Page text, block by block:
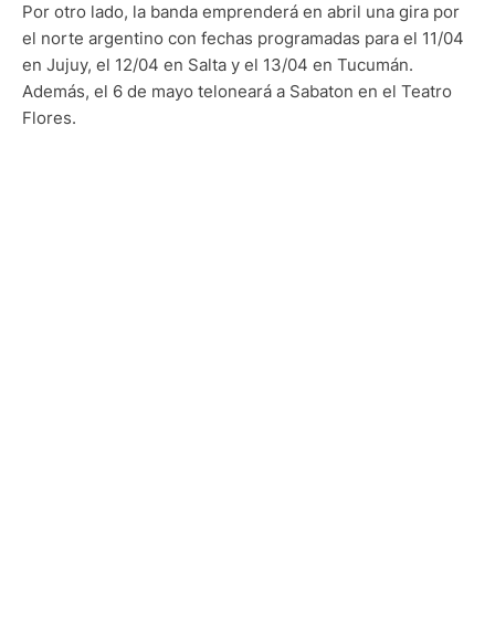
Por otro lado, la banda emprenderá en abril una gira por
el norte argentino con fechas programadas para el 11/04
en Jujuy, el 12/04 en Salta y el 13/04 en Tucumán.
Además, el 6 de mayo teloneará a Sabaton en el Teatro
Flores.